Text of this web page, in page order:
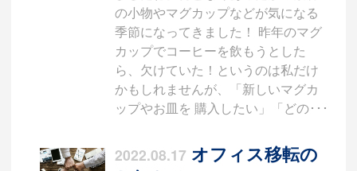
の小物やマグカップなどが気になる
季節になってきました！ 昨年のマグ
カップでコーヒーを飲もうとした
ら、欠けていた！というのは私だけ
かもしれませんが、「新しいマグカ
ップやお皿を 購入したい」「どの･･･
2022.08.17 オフィス移転の